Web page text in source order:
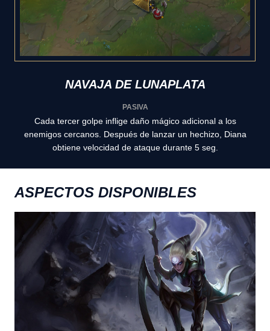
NAVAJA DE LUNAPLATA
PASIVA
Cada tercer golpe inflige daño mágico adicional a los
enemigos cercanos. Después de lanzar un hechizo, Diana
obtiene velocidad de ataque durante 5 seg.
ASPECTOS DISPONIBLES